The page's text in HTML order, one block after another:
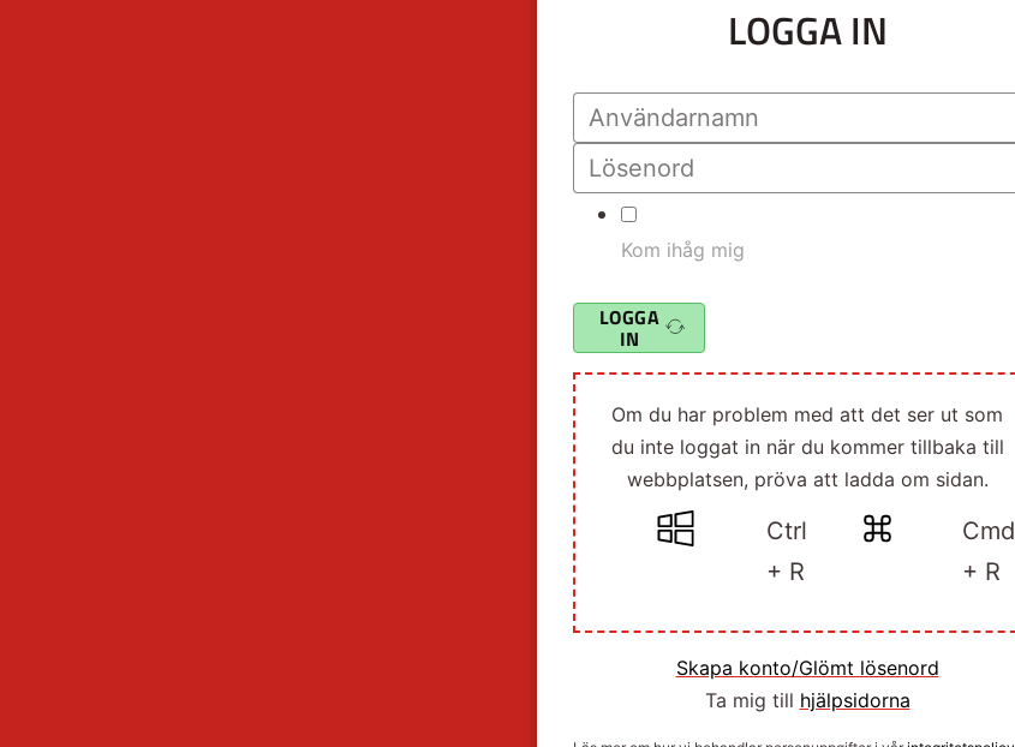
LOGGA IN
Kom ihåg mig
LOGGA
IN
Om du har problem med att det ser ut som
du inte loggat in när du kommer tillbaka till
webbplatsen, pröva att ladda om sidan.
Ctrl
+ R
Cmd
+ R
Skapa konto/Glömt lösenord
Ta mig till hjälpsidorna